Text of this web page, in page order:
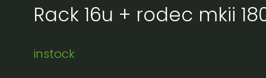
Rack 16u + rodec mkii
instock